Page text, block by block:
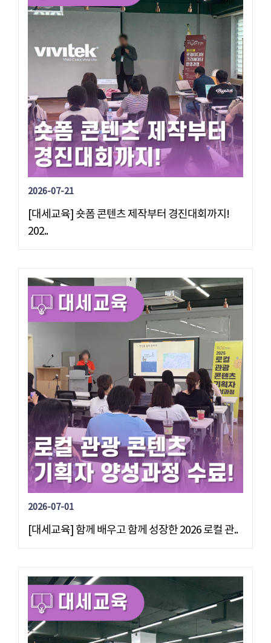
2026-07-21
[대세교육] 숏폼 콘텐츠 제작부터 경진대회까지!
202..
2026-07-01
[대세교육] 함께 배우고 함께 성장한 2026 로컬 관..